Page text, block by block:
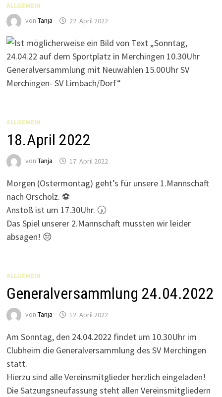
ALLGEMEIN
von Tanja 22. April 2022
ALLGEMEIN
18.April 2022
von Tanja 17. April 2022
Morgen (Ostermontag) geht’s für unsere 1.Mannschaft
nach Orscholz. ⚽
Anstoß ist um 17.30Uhr. 🕠
Das Spiel unserer 2.Mannschaft mussten wir leider
absagen! 😔
ALLGEMEIN
Generalversammlung 24.04.2022
von Tanja 12. April 2022
Am Sonntag, den 24.04.2022 findet um 10.30Uhr im
Clubheim die Generalversammlung des SV Merchingen
statt.
Hierzu sind alle Vereinsmitglieder herzlich eingeladen!
Die Satzungsneufassung steht allen Vereinsmitgliedern